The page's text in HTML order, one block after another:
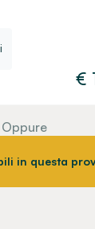
€
Oppure
in questa